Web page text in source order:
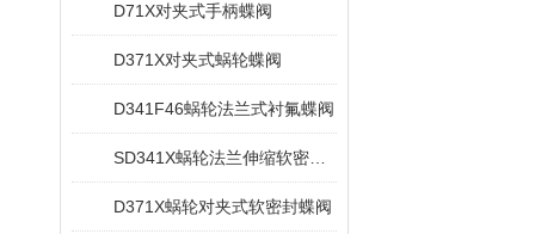
D71X对夹式手柄蝶阀
D371X对夹式蜗轮蝶阀
D341F46蜗轮法兰式衬氟蝶阀
D371X蜗轮对夹式软密封蝶阀